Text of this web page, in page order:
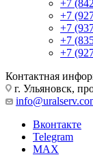
+7
+7
+7
+7
+7
Контактная
г. Ульяновск,
Вконтакте
Telegram
MAX